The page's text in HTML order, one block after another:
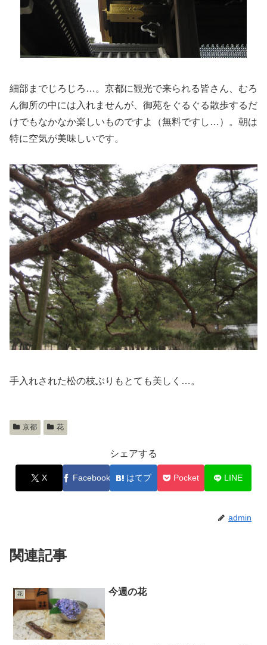
細部までじろじろ…。京都に観光で来られる皆さん、むろ
ん御所の中には入れませんが、御苑をぐるぐる散歩するだ
けでもなかなか楽しいものですよ（無料ですし…）。朝は
特に空気が美味しいです。
手入れされた松の枝ぶりもとても美しく…。
京都 花
シェアする
X Facebook はてブ Pocket LINE
admin
関連記事
花 今週の花